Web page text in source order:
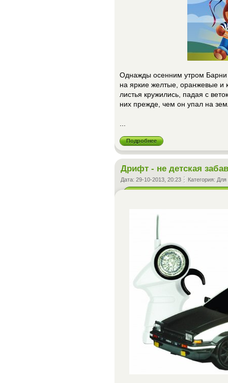
Однажды осенним утром Барни
на яркие желтые, оранжевые и
листья кружились, падая с
них прежде, чем он упал на
...
Подробнее
Дрифт - не детская
Дата: 29-10-2013, 20:23 Категория: Для